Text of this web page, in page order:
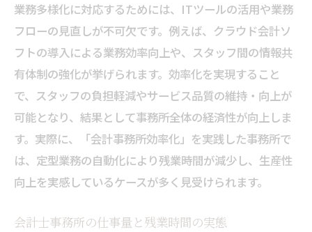
効率アップを目指すなら会計士事務所の業務改
善が鍵
会計士事務所の業務改善が経済性を高める
効率アップを実現する会計士事務所の施策
業務効率化で会計士事務所の負担軽減を図
る
会計士事務所の生産性向上とスタッフ満足
度
税理士事務所の生産性向上策で差がつく経済性
業務多様化に対応するためには、ITツールの活用や業務
フローの見直しが不可欠です。例えば、クラウド会計ソ
フトの導入による業務効率向上や、スタッフ間の情報共
有体制の強化が挙げられます。効率化を実現すること
で、スタッフの負担軽減やサービス品質の維持・向上が
可能となり、結果として事務所全体の経済性が向上しま
す。実際に、「会計事務所効率化」を実践した事務所で
は、定型業務の自動化により残業時間が減少し、生産性
向上を実感しているケースが多く見受けられます。
会計士事務所の仕事量と残業時間の実態